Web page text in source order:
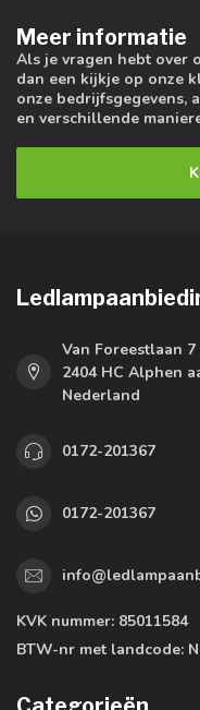
Meer informatie
Als je vragen hebt over
dan een kijkje op onze
onze bedrijfsgegevens,
en verschillende
Van Foreestlaan 7
2404 HC Alphen
Nederland
0172-201367
0172-201367
KVK nummer: 85011584
BTW-nr met landcode: